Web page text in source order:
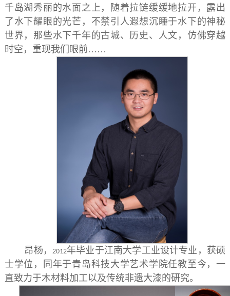
千岛湖秀丽的水面之上，随着拉链缓缓地拉开，露出
了水下耀眼的光芒，不禁引人遐想沉睡于水下的神秘
世界，那些水下千年的古城、历史、人文，仿佛穿越
时空，重现我们眼前……
昂杨， 2012年毕业于江南大学工业设计专业，获硕
士学位，同年于青岛科技大学艺术学院任教至今，一
直致力于木材料加工以及传统非遗大漆的研究。